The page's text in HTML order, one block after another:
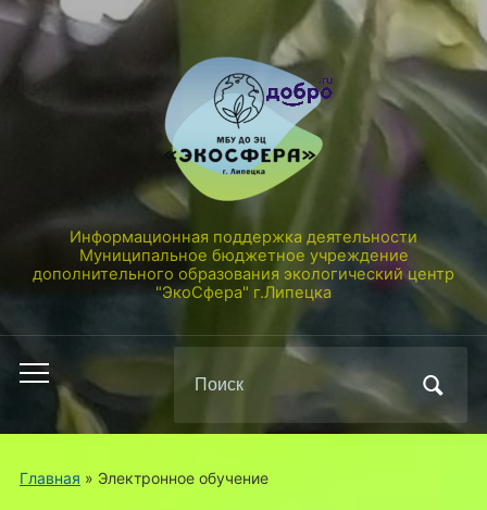
Информационная поддержка деятельности
Муниципальное бюджетное учреждение
дополнительного образования экологический центр
"ЭкоСфера" г.Липецка
Переключить
мобильное
меню
по:
Главная » Электронное обучение